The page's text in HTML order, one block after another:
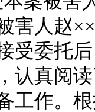
害人赵
受委托
认真阅
工作。